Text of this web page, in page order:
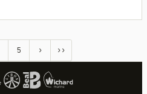
5 › ››